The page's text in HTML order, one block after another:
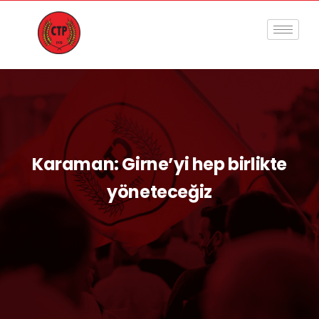
Karaman: Girne’yi hep birlikte
yöneteceğiz